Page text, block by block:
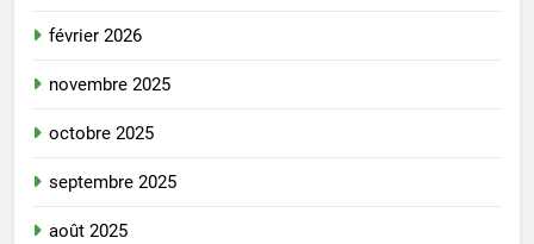
février 2026
novembre 2025
octobre 2025
septembre 2025
août 2025